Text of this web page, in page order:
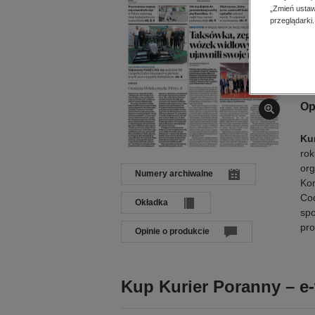
Numery archiwalne
Okładka
Opinie o produkcie
Kup Kurier Poranny –
„Zmień
przeglądarki.